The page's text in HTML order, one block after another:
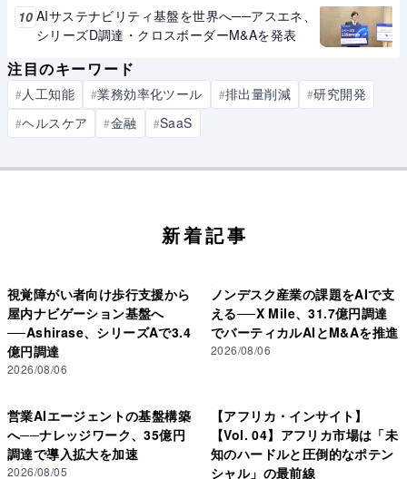
10 AIサステナビリティ基盤を世界へ──アスエネ、
シリーズD調達・クロスボーダーM&Aを発表
注目のキーワード
#人工知能 #業務効率化ツール #排出量削減 #研究開発
#ヘルスケア #金融 #SaaS
新着記事
視覚障がい者向け歩行支援から
屋内ナビゲーション基盤へ
──Ashirase、シリーズAで3.4
億円調達
2026/08/06
ノンデスク産業の課題をAIで支
える──X Mile、31.7億円調達
でバーティカルAIとM&Aを推進
2026/08/06
営業AIエージェントの基盤構築
へ──ナレッジワーク、35億円
調達で導入拡大を加速
2026/08/05
【アフリカ・インサイト】
【Vol. 04】アフリカ市場は「未
知のハードルと圧倒的なポテン
シャル」の最前線